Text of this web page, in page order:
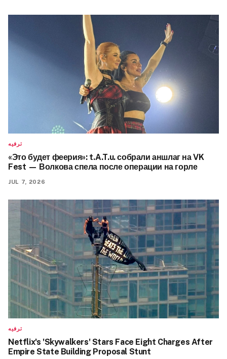
ترفيه
«Это будет феерия»: t.A.T.u. собрали аншлаг на VK
Fest — Волкова спела после операции на горле
JUL 7, 2026
ترفيه
Netflix's 'Skywalkers' Stars Face Eight Charges After
Empire State Building Proposal Stunt